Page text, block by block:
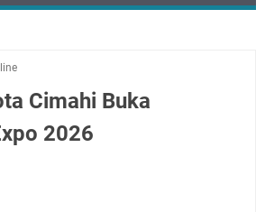
Cimahi Buka
2026